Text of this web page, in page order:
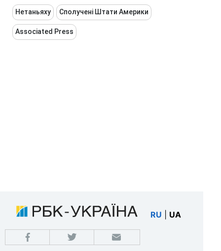
Нетаньяху Сполучені Штати Америки
Associated Press
RU UA